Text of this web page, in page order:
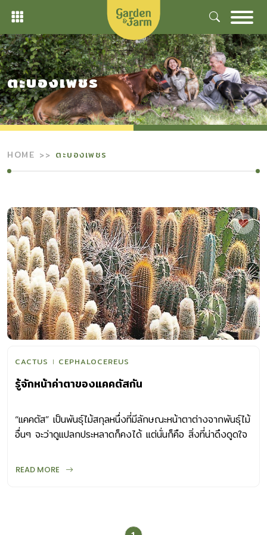
Skip
content
ตะบองเพชร
HOME ตะบองเพชร
CACTUS CEPHALOCEREUS
รู้จักหน้าค่าตาของแคคตัสกัน
“แคคตัส” เป็นพันธุ์ไม้สกุลหนึ่งที่มีลักษณะหน้าตาต่างจากพันธุ์ไม้
อื่นๆ จะว่าดูแปลกประหลาดก็คงได้ แต่นั่นก็คือ สิ่งที่น่าดึงดูดใจ
แคคตัสเป็นไม้อวบน้ำที่มีรูปทรงตันหลากหลาย ทั้งแบบทรงกลม
เมตรๆ และอาจเป็นลำสูงใหญ่กว่า 20 เมตร หรือมีลักษณะเป็น
READ MORE